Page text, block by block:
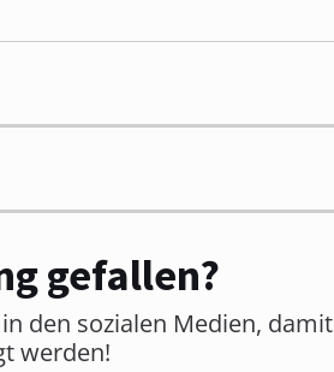
gefallen?
den sozialen Medien, damit
werden!